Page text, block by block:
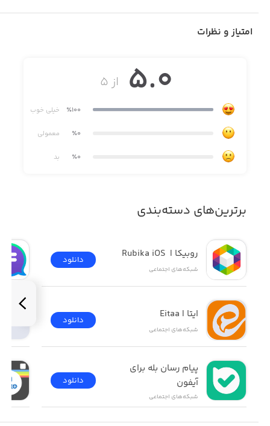
Bottom، امکان مخفی کردن پروفایل ثانویه با رمز متفاوت
Assistant Lily به کاربران امکان می‌دهد تا به‌راحتی پیام‌ها را
ترجمه کنند، خلاصه بنویسند، تصویر و آواتار تولید کنند یا حتی
مانند In-chat Translator ،Quick Replies و تبدیل ویدیو به
فرمت دایره‌ای اینستاگرامی، تجربه‌ای پیشرفته و سریع از
متنوع، Nicegram را به ابزار حرفه‌ای و مطمئنی برای کاربران،
ویژگی‌های اپلیکیشن Nicegram: Telegram X Messenger:
• پشتیبانی از حساب‌های نامحدود با قابلیت سوییچ سریع بین
آن‌ها
• قابلیت Double Bottom برای مخفی‌سازی پروفایل دوم با رمز
• ویژگی Nicegram Wallet غیرحضوری Web3 برای تراکنش
رمزارز درون چت
امتیاز و نظرات
از ۵ 5.0
٪100 خیلی خوب
٪0 معمولی
٪0 بد
برترین‌های دسته‌بندی
روبیکا |  Rubika iOS
شبکه‌های اجتماعی
دانلود
ایتا | Eitaa
شبکه‌های اجتماعی
دانلود
آیفون
شبکه‌های اجتماعی
دانلود